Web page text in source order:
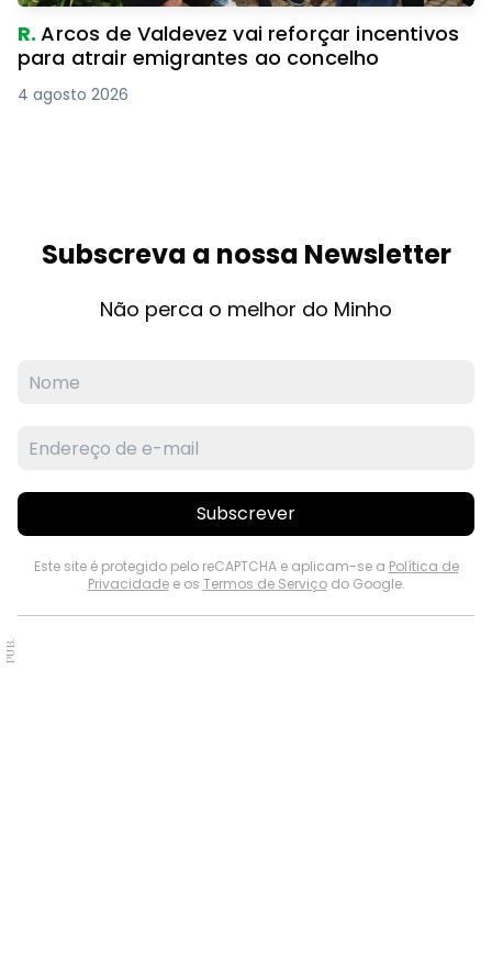
R.Arcos de Valdevez vai reforçar incentivos
para atrair emigrantes ao concelho
4 agosto 2026
Subscreva a nossa Newsletter
Não perca o melhor do Minho
Subscrever
Este site é protegido pelo reCAPTCHA e aplicam-se a Política de
Privacidadee os Termos de Serviçodo Google.
PUB.